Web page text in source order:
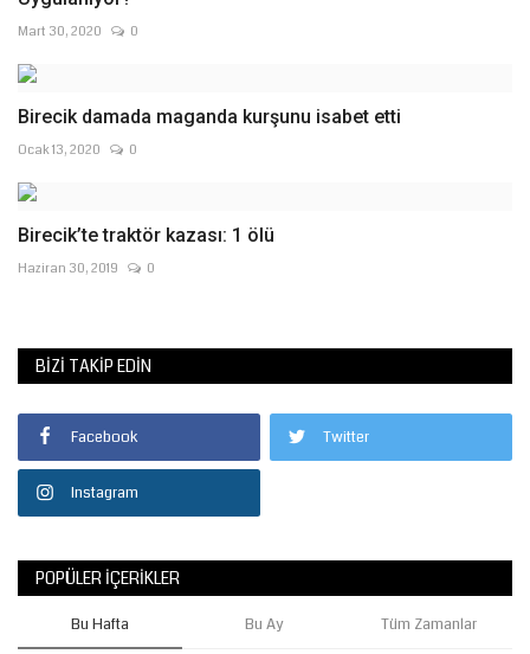
Mart 30, 2020 0
Birecik damada maganda kurşunu isabet etti
Ocak 13, 2020 0
Birecik’te traktör kazası: 1 ölü
Haziran 30, 2019 0
BIZI TAKIP EDIN
Facebook Twitter
Instagram
POPÜLER İÇERIKLER
Bu Hafta Bu Ay Tüm Zamanlar